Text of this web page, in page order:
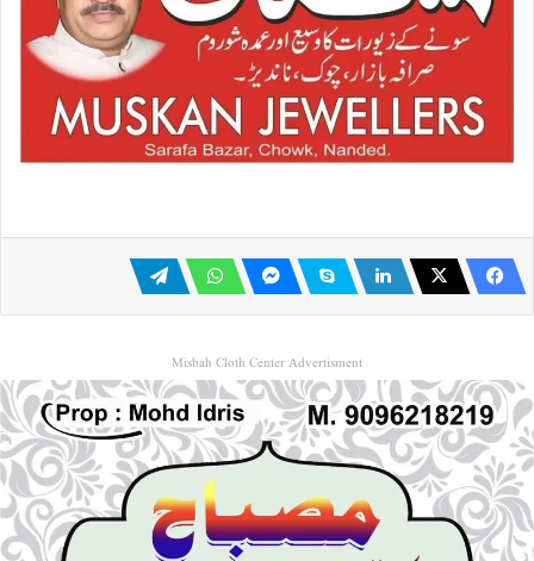
Misbah Cloth Center Advertisment